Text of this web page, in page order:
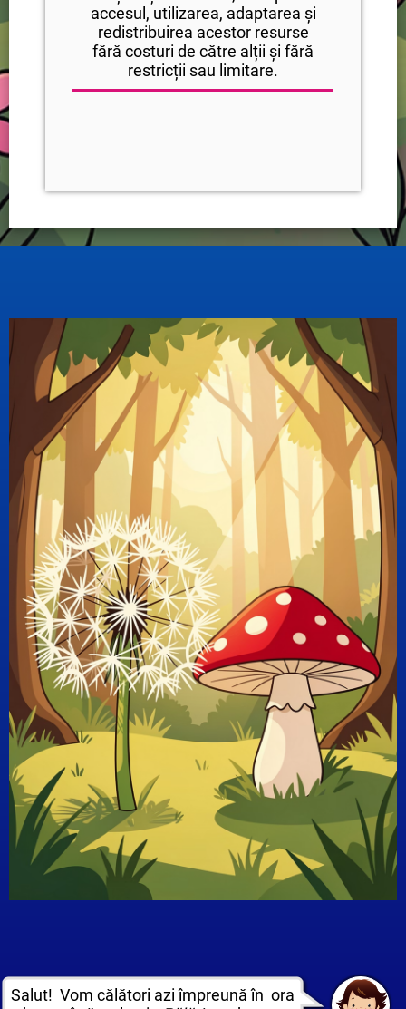
Salut! Vom călători azi împreună în ora
accesul, utilizarea, adaptarea și
redistribuirea acestor resurse
fără costuri de către alții și fără
restricții sau limitare.